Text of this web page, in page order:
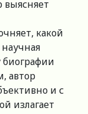
выясняет
какой
биографии
автор
и с
излагает